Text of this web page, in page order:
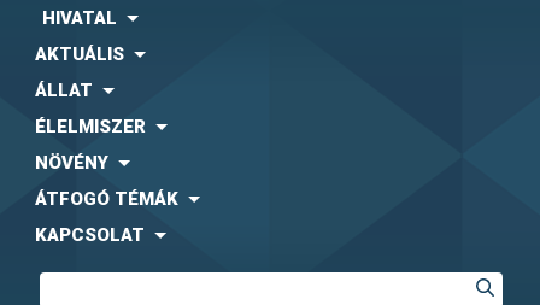
HIVATAL
AKTUÁLIS
ÁLLAT
ÉLELMISZER
NÖVÉNY
ÁTFOGÓ TÉMÁK
KAPCSOLAT